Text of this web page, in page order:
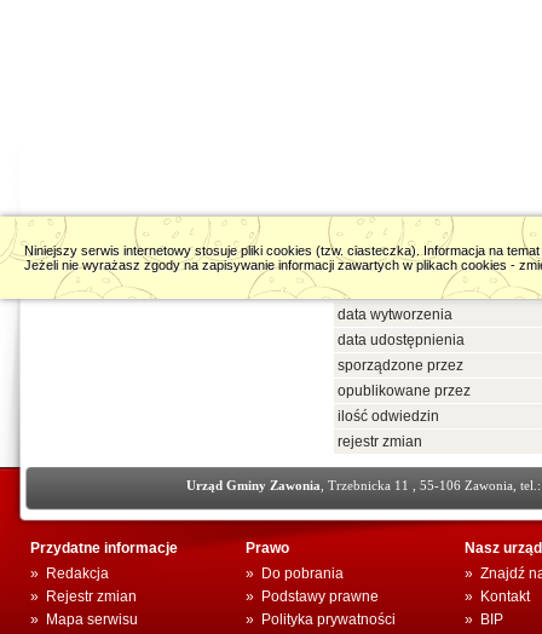
Niniejszy serwis internetowy stosuje pliki cookies (tzw. ciasteczka). Informacja na
Jeżeli nie wyrażasz zgody na zapisywanie informacji zawartych w plikach cookies -
data wytworzenia
data udostępnienia
sporządzone przez
opublikowane przez
ilość odwiedzin
rejestr zmian
Urząd Gminy Zawonia , Trzebnicka 11 , 55-106 Zawonia,
Przydatne informacje
» Redakcja
» Rejestr zmian
» Mapa serwisu
Prawo
» Do pobrania
» Podstawy prawne
» Polityka prywatności
Nasz urząd
» Znajdź
» Kontakt
» BIP